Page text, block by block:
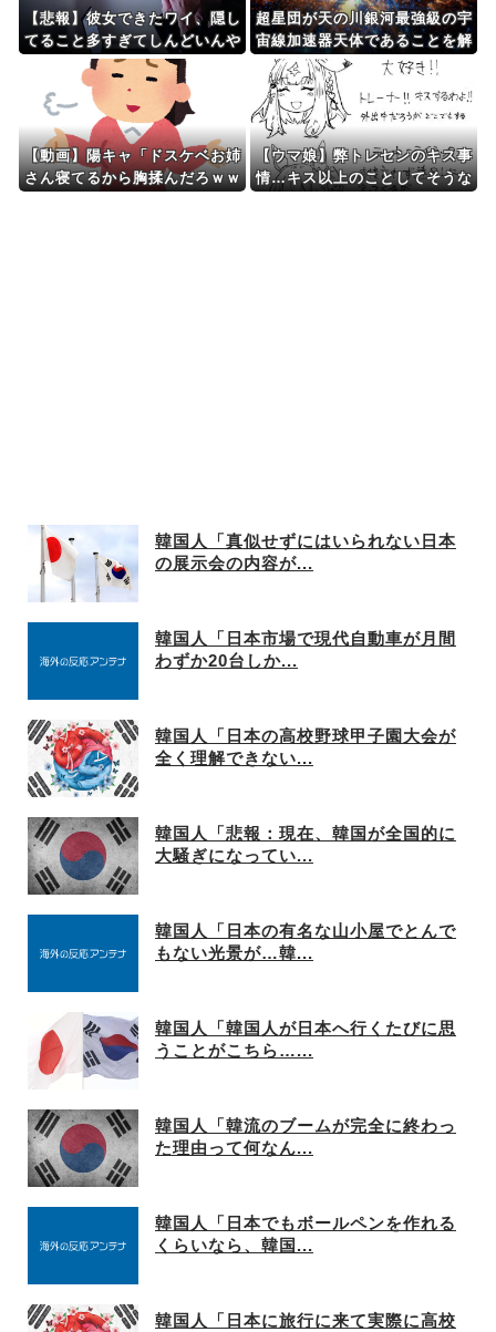
【悲報】彼女できたワイ、隠し
てること多すぎてしんどいんや
が
超星団が天の川銀河最強級の宇
宙線加速器天体であることを解
明…岐阜大！
【動画】陽キャ「ドスケベお姉
さん寝てるから胸揉んだろｗｗ
【ウマ娘】弊トレセンのキス事
情…キス以上のことしてそうな
韓国人「真似せずにはいられない日本
の展示会の内容が...
韓国人「日本市場で現代自動車が月間
わずか20台しか...
韓国人「日本の高校野球甲子園大会が
全く理解できない...
韓国人「悲報：現在、韓国が全国的に
大騒ぎになってい...
韓国人「日本の有名な山小屋でとんで
もない光景が…韓...
韓国人「韓国人が日本へ行くたびに思
うことがこちら…...
韓国人「韓流のブームが完全に終わっ
た理由って何なん...
韓国人「日本でもボールペンを作れる
くらいなら、韓国...
韓国人「日本に旅行に来て実際に高校